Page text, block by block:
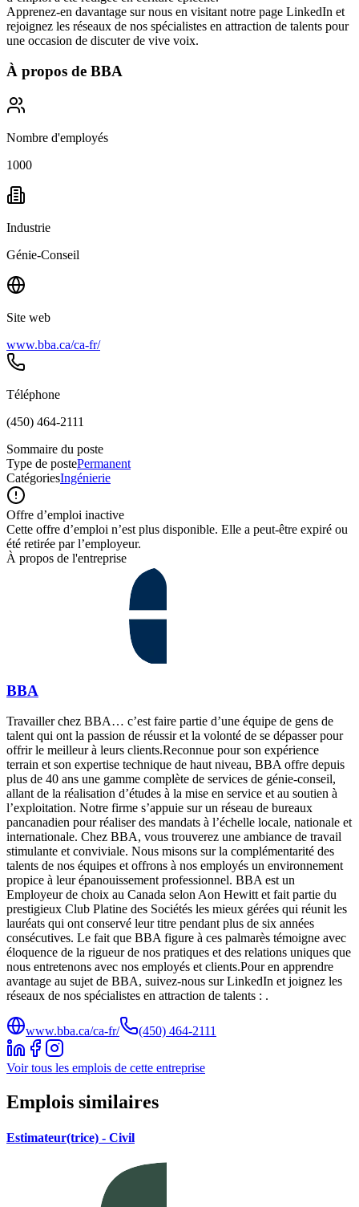
Apprenez-en davantage sur nous en visitant notre page LinkedIn et
rejoignez les réseaux de nos spécialistes en attraction de talents pour
une occasion de discuter de vive voix.
À propos de BBA
Nombre d'employés
1000
Industrie
Génie-Conseil
Site web
www.bba.ca/ca-fr/
Téléphone
(450) 464-2111
Sommaire du poste
Type de postePermanent
CatégoriesIngénierie
Offre d’emploi inactive
Cette offre d’emploi n’est plus disponible. Elle a peut-être expiré ou
été retirée par l’employeur.
À propos de l'entreprise
BBA
Travailler chez BBA… c’est faire partie d’une équipe de gens de
talent qui ont la passion de réussir et la volonté de se dépasser pour
offrir le meilleur à leurs clients.Reconnue pour son expérience
terrain et son expertise technique de haut niveau, BBA offre depuis
plus de 40 ans une gamme complète de services de génie-conseil,
allant de la réalisation d’études à la mise en service et au soutien à
l’exploitation. Notre firme s’appuie sur un réseau de bureaux
pancanadien pour réaliser des mandats à l’échelle locale, nationale et
internationale. Chez BBA, vous trouverez une ambiance de travail
stimulante et conviviale. Nous misons sur la complémentarité des
talents de nos équipes et offrons à nos employés un environnement
propice à leur épanouissement professionnel. BBA est un
Employeur de choix au Canada selon Aon Hewitt et fait partie du
prestigieux Club Platine des Sociétés les mieux gérées qui réunit les
lauréats qui ont conservé leur titre pendant plus de six années
consécutives. Le fait que BBA figure à ces palmarès témoigne avec
éloquence de la rigueur de nos pratiques et des relations uniques que
nous entretenons avec nos employés et clients.Pour en apprendre
avantage au sujet de BBA, suivez-nous sur LinkedIn et joignez les
réseaux de nos spécialistes en attraction de talents : .
www.bba.ca/ca-fr/ (450) 464-2111
Voir tous les emplois de cette entreprise
Emplois similaires
Estimateur(trice) - Civil